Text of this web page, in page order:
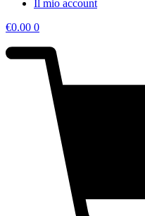
Il mio account
€0.00 0